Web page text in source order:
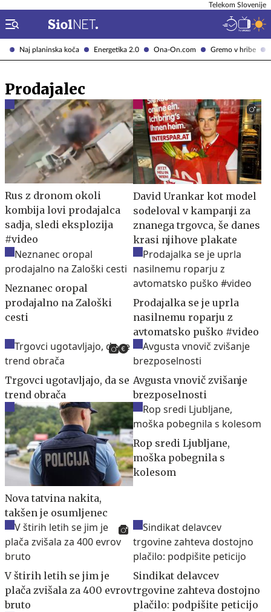
Naj planinska koča Energetika 2.0 Ona-On.com Gremo v hribe
Telekom Slovenije
Prodajalec
Rus z dronom okoli
kombija lovi prodajalca
sadja, sledi eksplozija
#video
David Urankar kot model
sodeloval v kampanji za
znanega trgovca, še danes
krasi njihove plakate
Neznanec oropal
prodajalno na Zaloški
cesti
Prodajalka se je uprla
nasilnemu roparju z
avtomatsko puško #video
Trgovci ugotavljajo, da se
trend obrača
Avgusta vnovič zvišanje
brezposelnosti
Nova tatvina nakita,
takšen je osumljenec
Rop sredi Ljubljane,
moška pobegnila s
kolesom
V štirih letih se jim je
plača zvišala za 400 evrov
bruto
Sindikat delavcev
trgovine zahteva dostojno
plačilo: podpišite peticijo